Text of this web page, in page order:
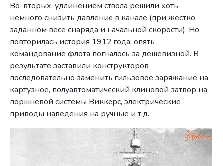
Во-вторых, удлинением ствола решили хоть
немного снизить давление в канале (при жестко
заданном весе снаряда и начальной скорости). Но
повторилась история 1912 года: опять
командование флота погналось за дешевизной. В
результате заставили конструкторов
последовательно заменить гильзовое заряжание на
картузное, полуавтоматический клиновой затвор на
поршневой системы Виккерс, электрические
приводы наведения на ручные и т.д.